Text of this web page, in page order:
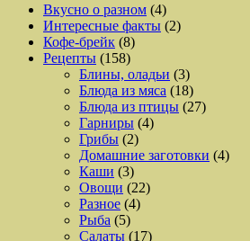
Вкусно о разном (4)
Интересные факты (2)
Кофе-брейк (8)
Рецепты (158)
Блины, оладьи (3)
Блюда из мяса (18)
Блюда из птицы (27)
Гарниры (4)
Грибы (2)
Домашние заготовки (4)
Каши (3)
Овощи (22)
Разное (4)
Рыба (5)
Салаты (17)